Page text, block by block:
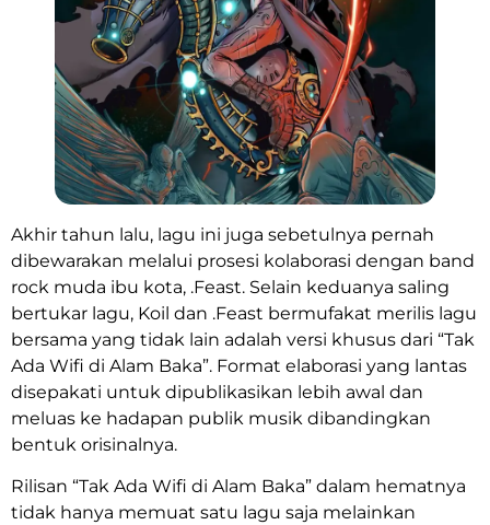
Akhir tahun lalu, lagu ini juga sebetulnya pernah
dibewarakan melalui prosesi kolaborasi dengan band
rock muda ibu kota, .Feast. Selain keduanya saling
bertukar lagu, Koil dan .Feast bermufakat merilis lagu
bersama yang tidak lain adalah versi khusus dari “Tak
Ada Wifi di Alam Baka”. Format elaborasi yang lantas
disepakati untuk dipublikasikan lebih awal dan
meluas ke hadapan publik musik dibandingkan
bentuk orisinalnya.
Rilisan “Tak Ada Wifi di Alam Baka” dalam hematnya
tidak hanya memuat satu lagu saja melainkan